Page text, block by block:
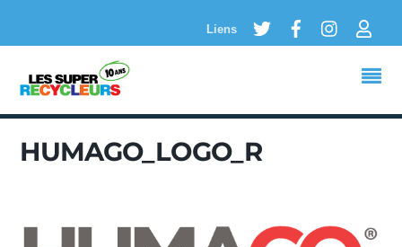
Liens
Twitter FacebookInstagram
HUMAGO_LOGO_R